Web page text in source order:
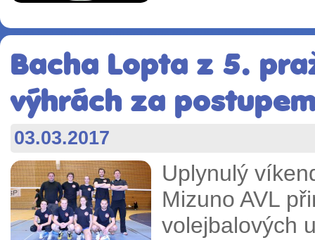
Bacha Lopta z 5.
výhrách za
03.03.2017
Uplynulý
Mizuno AVL
volejbalových